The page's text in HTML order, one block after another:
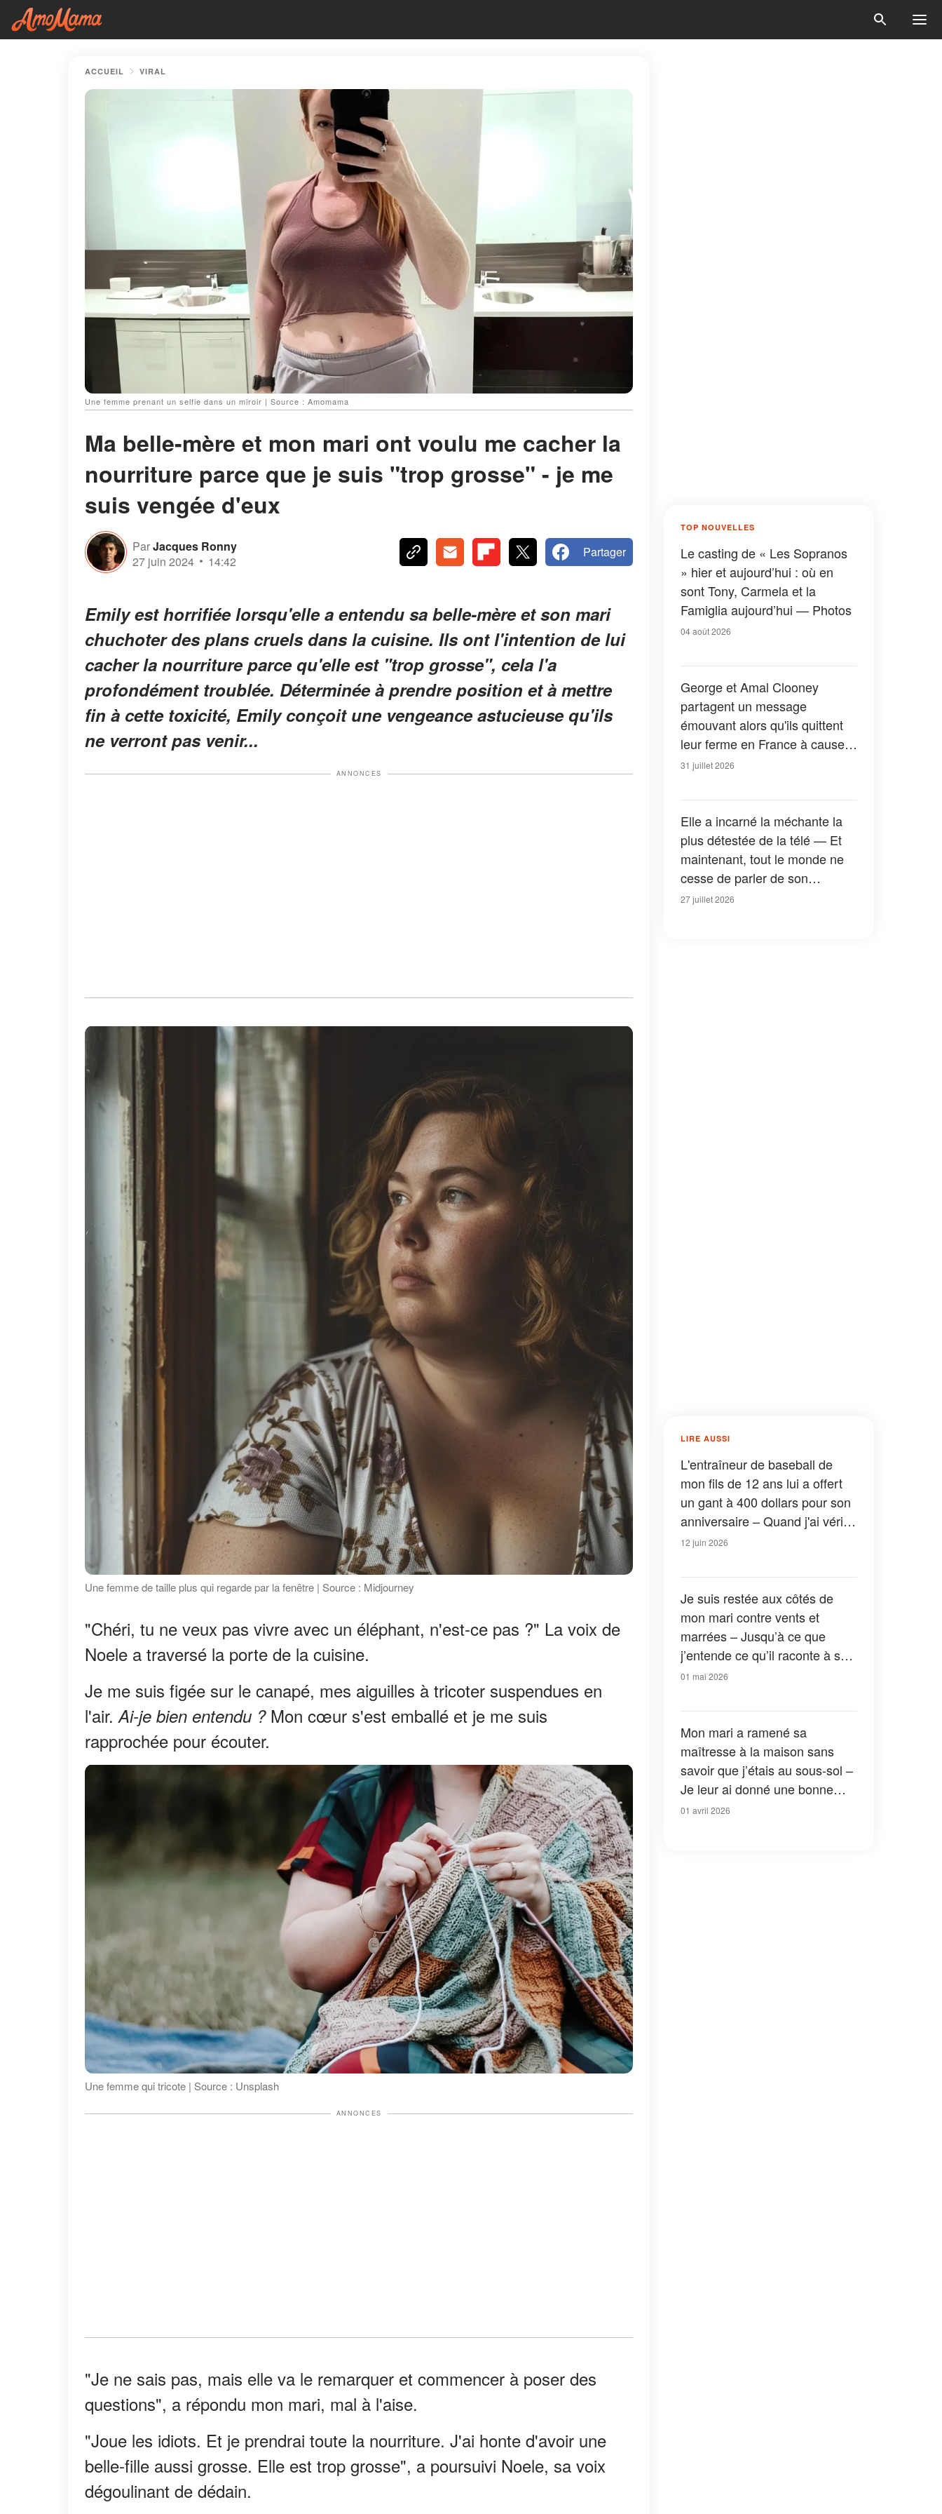
ACCUEIL VIRAL
Une femme prenant un selfie dans un miroir | Source : Amomama
Ma belle-mère et mon mari ont voulu me cacher la
nourriture parce que je suis "trop grosse" - je me
suis vengée d'eux
ParJacques Ronny
27 juin 2024
14:42
Partager
Emily est horrifiée lorsqu'elle a entendu sa belle-mère et son mari
chuchoter des plans cruels dans la cuisine. Ils ont l'intention de lui
cacher la nourriture parce qu'elle est "trop grosse", cela l'a
profondément troublée. Déterminée à prendre position et à mettre
fin à cette toxicité, Emily conçoit une vengeance astucieuse qu'ils
ne verront pas venir...
ANNONCES
Une femme de taille plus qui regarde par la fenêtre | Source : Midjourney
"Chéri, tu ne veux pas vivre avec un éléphant, n'est-ce pas ?" La voix de
Noele a traversé la porte de la cuisine.
Je me suis figée sur le canapé, mes aiguilles à tricoter suspendues en
l'air.Ai-je bien entendu ?Mon cœur s'est emballé et je me suis
rapprochée pour écouter.
Une femme qui tricote | Source : Unsplash
ANNONCES
"Je ne sais pas, mais elle va le remarquer et commencer à poser des
questions", a répondu mon mari, mal à l'aise.
"Joue les idiots. Et je prendrai toute la nourriture. J'ai honte d'avoir une
belle-fille aussi grosse. Elle est trop grosse", a poursuivi Noele, sa voix
dégoulinant de dédain.
TOP NOUVELLES
Le casting de « Les Sopranos
» hier et aujourd’hui : où en
sont Tony, Carmela et la
Famiglia aujourd’hui — Photos
04 août 2026
George et Amal Clooney
partagent un message
émouvant alors qu'ils quittent
leur ferme en France à cause
des feux de forêt — Tous les
31 juillet 2026
Elle a incarné la méchante la
plus détestée de la télé — Et
maintenant, tout le monde ne
cesse de parler de son
apparition dans la nouvelle
27 juillet 2026
LIRE AUSSI
L'entraîneur de baseball de
mon fils de 12 ans lui a offert
un gant à 400 dollars pour son
anniversaire – Quand j'ai vérifié
la doublure, j'en ai eu le souffle
12 juin 2026
Je suis restée aux côtés de
mon mari contre vents et
marrées – Jusqu’à ce que
j’entende ce qu’il raconte à ses
amis à mon sujet
01 mai 2026
Mon mari a ramené sa
maîtresse à la maison sans
savoir que j’étais au sous-sol –
Je leur ai donné une bonne
leçon à tous les deux
01 avril 2026